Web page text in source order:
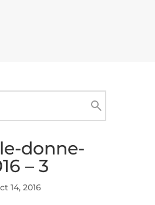
sito
Cerca
donne-
– 3
14, 2016